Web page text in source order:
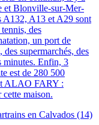
et Blonville-sur-Mer-
A132, A13 et A29 sont
des
un port de
des supermarchés, des
minutes. Enfin, 3
est de 280 500
ALAO FARY :
maison.